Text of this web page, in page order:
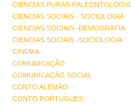
CIENCIAS PURAS-PALEONTOLOGIA
CIENCIAS SOCIAIS - SOCIOLOGIA
CIENCIAS SOCIAIS -DEMOGRAFIA
CIENCIAS SOCIAIS -SOCIOLOGIA
CINEMA
COMUNICAÇÃO
COMUNICAÇÃO SOCIAL
CONTO ALEMÃO
CONTO PORTUGUES